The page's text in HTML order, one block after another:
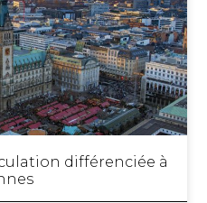
différenciée à